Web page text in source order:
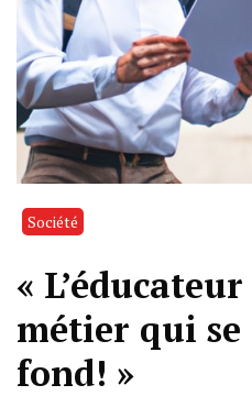
Société
«
métier qui se
fond! »